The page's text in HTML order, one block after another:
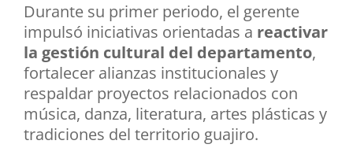
Durante su primer periodo, el gerente
impulsó iniciativas orientadas a reactivar
la gestión cultural del departamento,
fortalecer alianzas institucionales y
respaldar proyectos relacionados con
música, danza, literatura, artes plásticas y
tradiciones del territorio guajiro.